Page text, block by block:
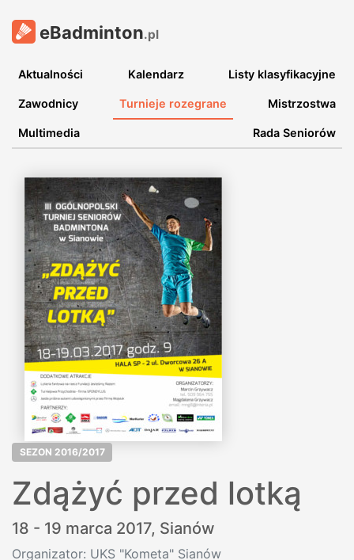
eBadminton.pl
Aktualności Kalendarz Listy klasyfikacyjne
Zawodnicy Turnieje rozegrane Mistrzostwa
Multimedia Rada Seniorów
SEZON 2016/2017
Zdążyć przed lotką
18 - 19 marca 2017, Sianów
Organizator: UKS "Kometa" Sianów